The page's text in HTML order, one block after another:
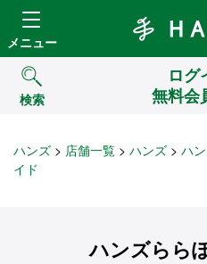
メニュー
検索
ログ
無料会
ハンズ 店舗一覧 ハンズ ハ
イド
ハンズらら